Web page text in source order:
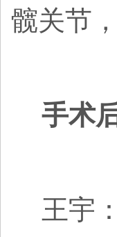
髋关节
手术
王宇：